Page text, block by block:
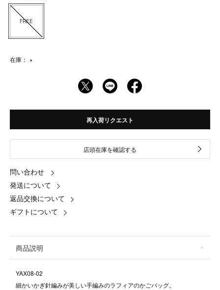
FREE
在庫： ×
再入荷リクエスト
店頭在庫を確認する
問い合わせ
発送について
返品交換について
ギフトについて
商品説明
YAX08-02
細かいかぎ針編みが美しい手編みのラフィアのかごバッグ。